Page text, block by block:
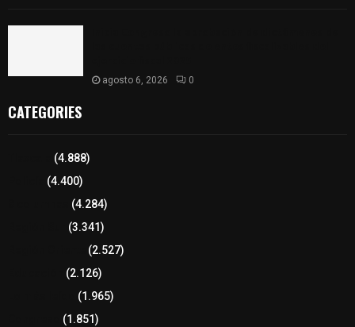
agosto 6, 2026 0
CATEGORIES
(4.888)
(4.400)
(4.284)
(3.341)
(2.527)
(2.126)
(1.965)
(1.851)